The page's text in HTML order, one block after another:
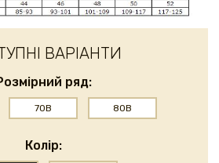
ВАРІАНТИ
ряд:
70B 80B
Колір: